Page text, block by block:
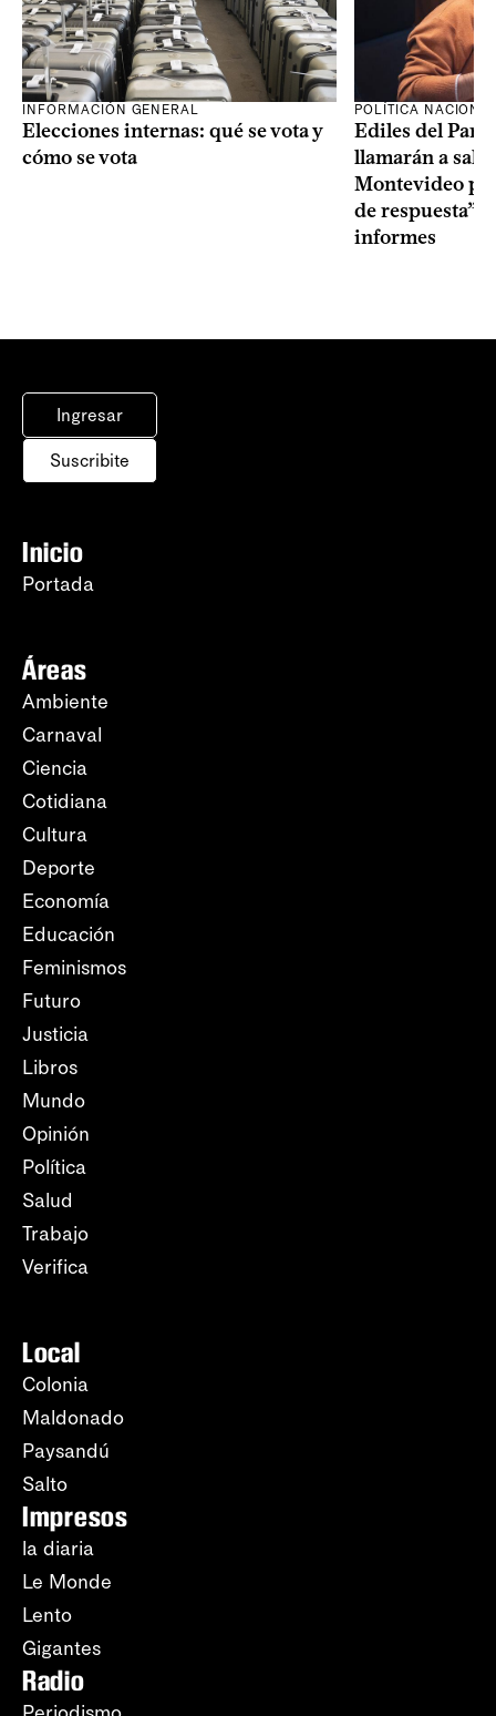
INFORMACIÓN GENERAL
Elecciones internas: qué se vota y
cómo se vota
POLÍTICA
Ediles del
llamarán a sala
Montevideo
de respuesta”
informes
Ingresar
Suscribite
Inicio
Portada
Áreas
Ambiente
Carnaval
Ciencia
Cotidiana
Cultura
Deporte
Economía
Educación
Feminismos
Futuro
Justicia
Libros
Mundo
Opinión
Política
Salud
Trabajo
Verifica
Local
Colonia
Maldonado
Paysandú
Salto
Impresos
la diaria
Le Monde
Lento
Gigantes
Radio